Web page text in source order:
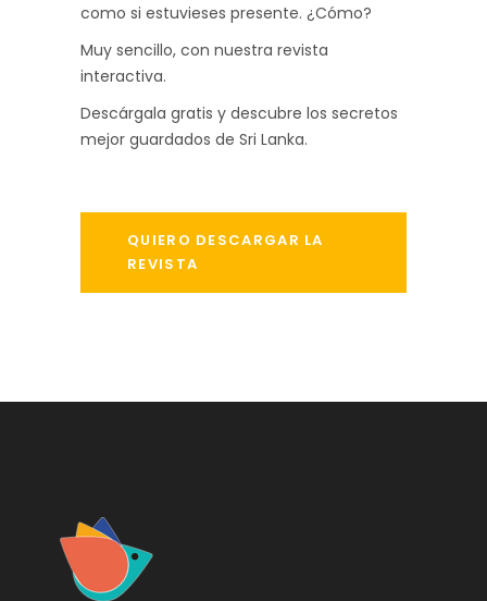
como si estuvieses presente. ¿Cómo?
Muy sencillo, con nuestra revista
interactiva.
Descárgala gratis y descubre los secretos
mejor guardados de Sri Lanka.
QUIERO DESCARGAR LA
REVISTA